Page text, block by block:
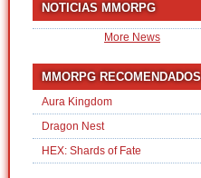
NOTICIAS MMORPG
More News
MMORPG RECOMENDADOS
Aura Kingdom
Dragon Nest
HEX: Shards of Fate